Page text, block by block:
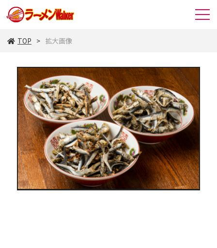
TOP 拡大画像